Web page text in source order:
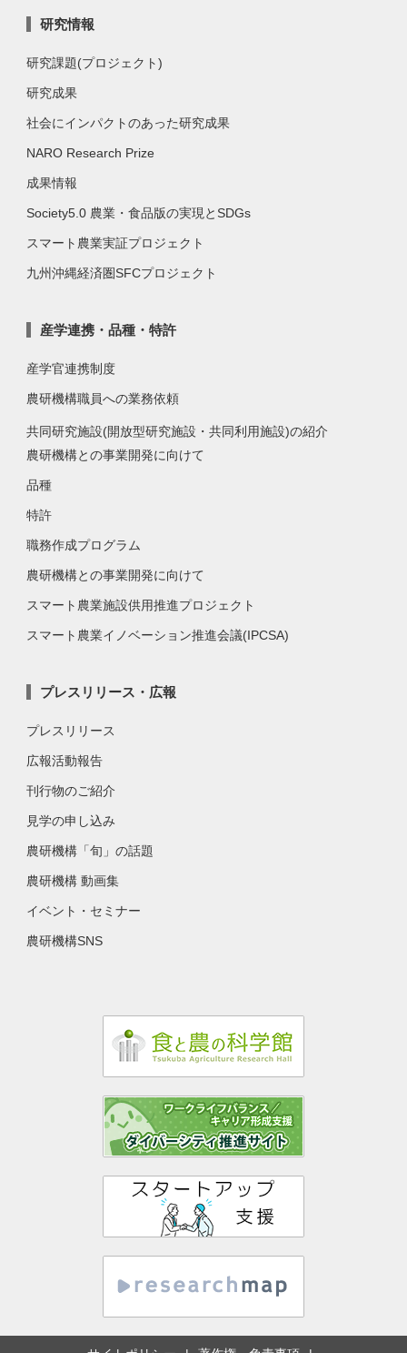
研究情報
研究課題(プロジェクト)
研究成果
社会にインパクトのあった研究成果
NARO Research Prize
成果情報
Society5.0 農業・食品版の実現とSDGs
スマート農業実証プロジェクト
九州沖縄経済圏SFCプロジェクト
産学連携・品種・特許
産学官連携制度
農研機構職員への業務依頼
共同研究施設(開放型研究施設・共同利用施設)の紹介
農研機構との事業開発に向けて
品種
特許
職務作成プログラム
農研機構との事業開発に向けて
スマート農業施設供用推進プロジェクト
スマート農業イノベーション推進会議(IPCSA)
プレスリリース・広報
プレスリリース
広報活動報告
刊行物のご紹介
見学の申し込み
農研機構「旬」の話題
農研機構 動画集
イベント・セミナー
農研機構SNS